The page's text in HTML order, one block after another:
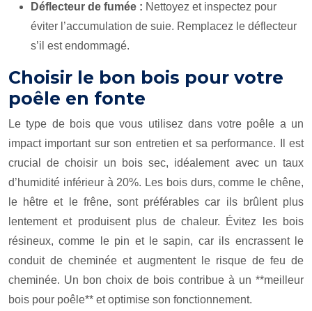
Déflecteur de fumée : Nettoyez et inspectez pour
éviter l’accumulation de suie. Remplacez le déflecteur
s’il est endommagé.
Choisir le bon bois pour votre
poêle en fonte
Le type de bois que vous utilisez dans votre poêle a un
impact important sur son entretien et sa performance. Il est
crucial de choisir un bois sec, idéalement avec un taux
d’humidité inférieur à 20%. Les bois durs, comme le chêne,
le hêtre et le frêne, sont préférables car ils brûlent plus
lentement et produisent plus de chaleur. Évitez les bois
résineux, comme le pin et le sapin, car ils encrassent le
conduit de cheminée et augmentent le risque de feu de
cheminée. Un bon choix de bois contribue à un **meilleur
bois pour poêle** et optimise son fonctionnement.